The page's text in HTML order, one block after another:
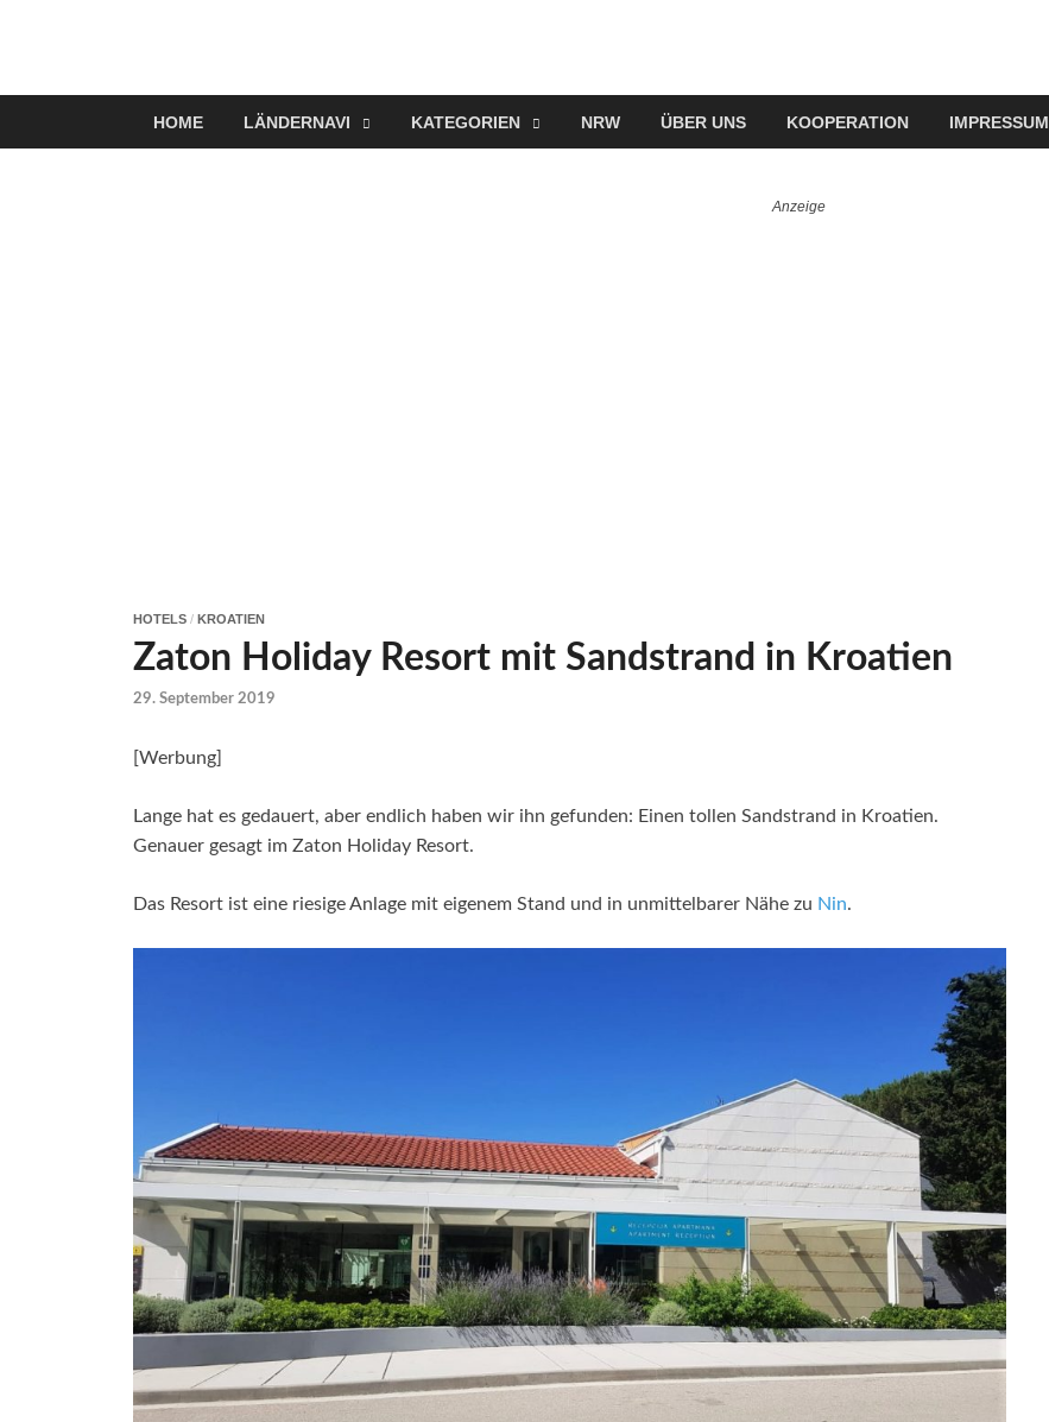
VerTRAVELt
HOME LÄNDERNAVI KATEGORIEN NRW ÜBER UNS KOOPERATION IMPRESSUM
HOTELS / KROATIEN
Zaton Holiday Resort mit Sandstrand in Kroatien
29. September 2019
[Werbung]
Lange hat es gedauert, aber endlich haben wir ihn gefunden: Einen tollen Sandstrand in Kroatien.
Genauer gesagt im Zaton Holiday Resort.
Das Resort ist eine riesige Anlage mit eigenem Stand und in unmittelbarer Nähe zu Nin.